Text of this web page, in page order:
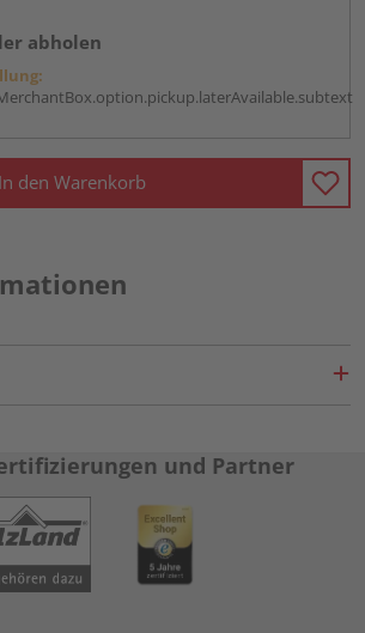
abholen
In den Warenkorb
und Partner